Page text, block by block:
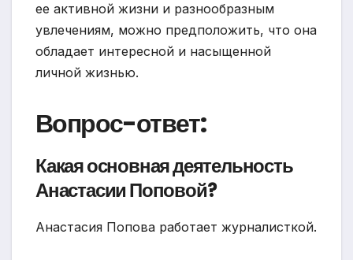
ее активной жизни и разнообразным
увлечениям, можно предположить, что она
обладает интересной и насыщенной
личной жизнью.
Вопрос-ответ:
Какая основная деятельность
Анастасии Поповой?
Анастасия Попова работает журналисткой.